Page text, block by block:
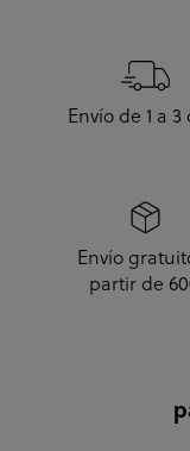
Envío de 1 a 3
Envío
partir de